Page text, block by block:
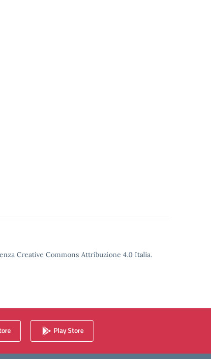
Creative Commons Attribuzione 4.0 Italia.
Play Store